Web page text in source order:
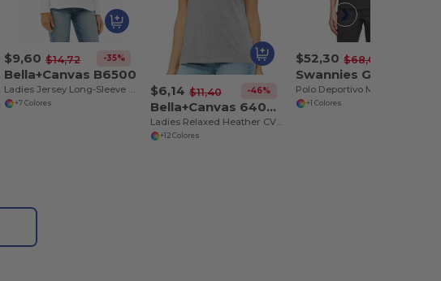
$9,60 $14,72 -35%
Bella+Canvas B6500
+7 Colores
$6,14 $11,40 -46%
Bella+Canvas 6405CVC
Ladies Relaxed Heather CVC Jersey V-Neck T-Shirt
+12 Colores
$52,30 $68,00
+1 Colores